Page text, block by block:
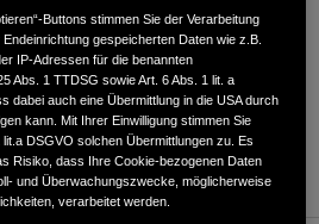
ANFORDERN
Buttons stimmen Sie der Verarbeitung
gespeicherten Daten wie z.B.
IP-Adressen für die benannten
Abs. 1 TTDSG sowie Art. 6 Abs. 1 lit. a
dabei auch eine Übermittlung in die USA durch
kann. Mit Ihrer Einwilligung stimmen Sie
DSGVO solchen Übermittlungen zu. Es
Risiko, dass Ihre Cookie-bezogenen Daten
und Überwachungszwecke, möglicherweise
verarbeitet werden.